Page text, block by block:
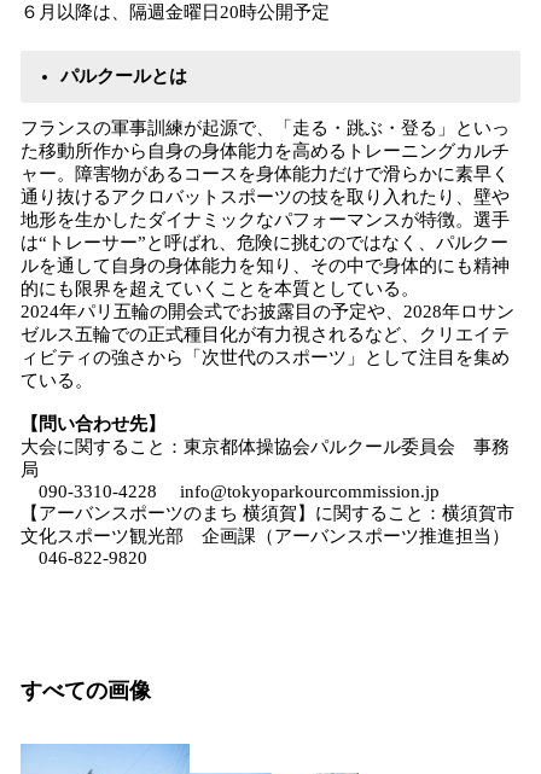
６月以降は、隔週金曜日20時公開予定
パルクールとは
フランスの軍事訓練が起源で、「走る・跳ぶ・登る」といっ
た移動所作から自身の身体能力を高めるトレーニングカルチ
ャー。障害物があるコースを身体能力だけで滑らかに素早く
通り抜けるアクロバットスポーツの技を取り入れたり、壁や
地形を生かしたダイナミックなパフォーマンスが特徴。選手
は“トレーサー”と呼ばれ、危険に挑むのではなく、パルクー
ルを通して自身の身体能力を知り、その中で身体的にも精神
的にも限界を超えていくことを本質としている。
2024年パリ五輪の開会式でお披露目の予定や、2028年ロサン
ゼルス五輪での正式種目化が有力視されるなど、クリエイテ
ィビティの強さから「次世代のスポーツ」として注目を集め
ている。
【問い合わせ先】
大会に関すること：東京都体操協会パルクール委員会 事務
局
090-3310-4228 info@tokyoparkourcommission.jp
【アーバンスポーツのまち 横須賀】に関すること：横須賀市
文化スポーツ観光部 企画課（アーバンスポーツ推進担当）
046-822-9820
すべての画像